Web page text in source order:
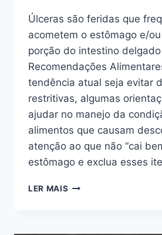
Úlceras são feridas que
acometem o estômago e/
porção do intestino
Recomendações
tendência atual seja evitar
restritivas, algumas
ajudar no manejo da
alimentos que causam
atenção ao que não “cai
estômago e exclua esses
LER MAIS